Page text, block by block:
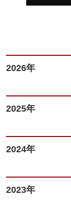
2026年
2025年
2024年
2023年